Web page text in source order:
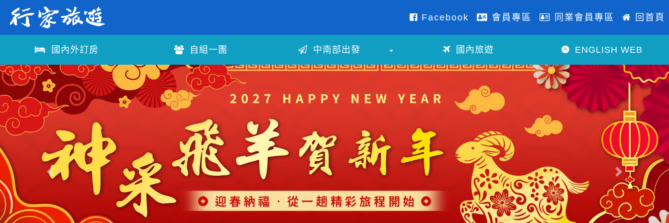
Facebook 會員專區 同業會員專區 回首頁
國內外訂房 自組一團 中南部出發 國內旅遊 ENGLISH WEB
往前 往後